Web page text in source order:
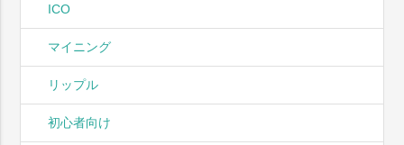
ICO
マイニング
リップル
初心者向け